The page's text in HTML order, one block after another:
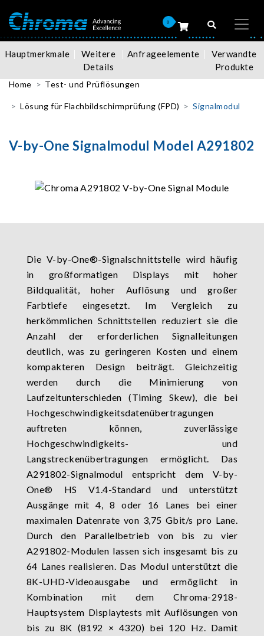
0
Hauptmerkmale
Weitere
Details
Anfrageelemente
Verwandte
Produkte
Home Test- und Prüflösungen
Lösung für Flachbildschirmprüfung (FPD) Signalmodul
V-by-One Signalmodul Model A291802
Die V-by-One®-Signalschnittstelle wird häufig
in großformatigen Displays mit hoher
Bildqualität, hoher Auflösung und großer
Farbtiefe eingesetzt. Im Vergleich zu
herkömmlichen Schnittstellen reduziert sie die
Anzahl der erforderlichen Signalleitungen
deutlich, was zu geringeren Kosten und einem
kompakteren Design beiträgt. Gleichzeitig
werden durch die Minimierung von
Laufzeitunterschieden (Timing Skew), die bei
Hochgeschwindigkeitsdatenübertragungen
auftreten können, zuverlässige
Hochgeschwindigkeits- und
Langstreckenübertragungen ermöglicht. Das
A291802-Signalmodul entspricht dem V-by-
One® HS V1.4-Standard und unterstützt
Ausgänge mit 4, 8 oder 16 Lanes bei einer
maximalen Datenrate von 3,75 Gbit/s pro Lane.
Durch den Parallelbetrieb von bis zu vier
A291802-Modulen lassen sich insgesamt bis zu
64 Lanes realisieren. Das Modul unterstützt die
8K-UHD-Videoausgabe und ermöglicht in
Kombination mit dem Chroma-2918-
Hauptsystem Displaytests mit Auflösungen von
bis zu 8K (8192 × 4320) bei 120 Hz. Damit